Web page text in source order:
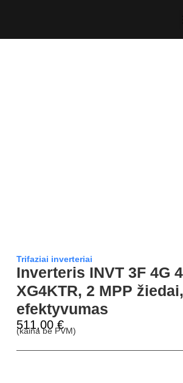
Trifaziai inverteriai
Inverteris INVT 3F 4G
XG4KTR, 2 MPP
efektyvumas
511,00€
(kaina be PVM)